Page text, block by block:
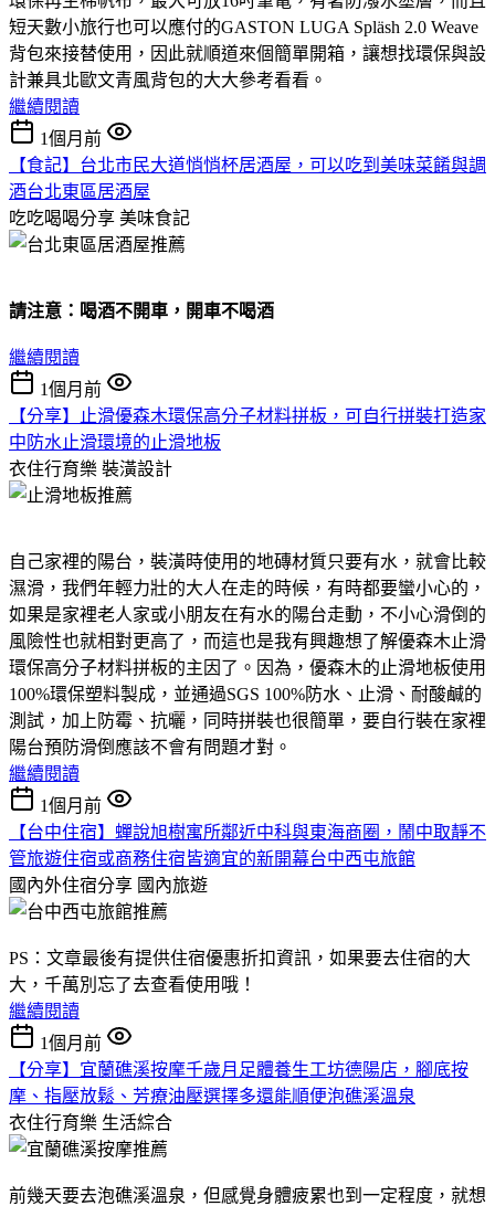
短天數小旅行也可以應付的GASTON LUGA Spläsh 2.0 Weave
背包來接替使用，因此就順道來個簡單開箱，讓想找環保與設
計兼具北歐文青風背包的大大參考看看。
繼續閱讀
1個月前
【食記】台北市民大道悄悄杯居酒屋，可以吃到美味菜餚與調
酒台北東區居酒屋
吃吃喝喝分享 美味食記
請注意：喝酒不開車，開車不喝酒
繼續閱讀
1個月前
【分享】止滑優森木環保高分子材料拼板，可自行拼裝打造家
中防水止滑環境的止滑地板
衣住行育樂 裝潢設計
自己家裡的陽台，裝潢時使用的地磚材質只要有水，就會比較
濕滑，我們年輕力壯的大人在走的時候，有時都要蠻小心的，
如果是家裡老人家或小朋友在有水的陽台走動，不小心滑倒的
風險性也就相對更高了，而這也是我有興趣想了解優森木止滑
環保高分子材料拼板的主因了。因為，優森木的止滑地板使用
100%環保塑料製成，並通過SGS 100%防水、止滑、耐酸鹹的
測試，加上防霉、抗曬，同時拼裝也很簡單，要自行裝在家裡
陽台預防滑倒應該不會有問題才對。
繼續閱讀
1個月前
【台中住宿】蟬說旭樹寓所鄰近中科與東海商圈，鬧中取靜不
管旅遊住宿或商務住宿皆適宜的新開幕台中西屯旅館
國內外住宿分享 國內旅遊
PS：文章最後有提供住宿優惠折扣資訊，如果要去住宿的大
大，千萬別忘了去查看使用哦！
繼續閱讀
1個月前
【分享】宜蘭礁溪按摩千歲月足體養生工坊德陽店，腳底按
摩、指壓放鬆、芳療油壓選擇多還能順便泡礁溪溫泉
衣住行育樂 生活綜合
前幾天要去泡礁溪溫泉，但感覺身體疲累也到一定程度，就想